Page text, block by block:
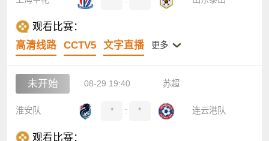
观看比赛：
高清线路
CCTV5 文字直播 更多
未开始 08-29 19:40 苏超
淮安队 * : * 连云港队
观看比赛：